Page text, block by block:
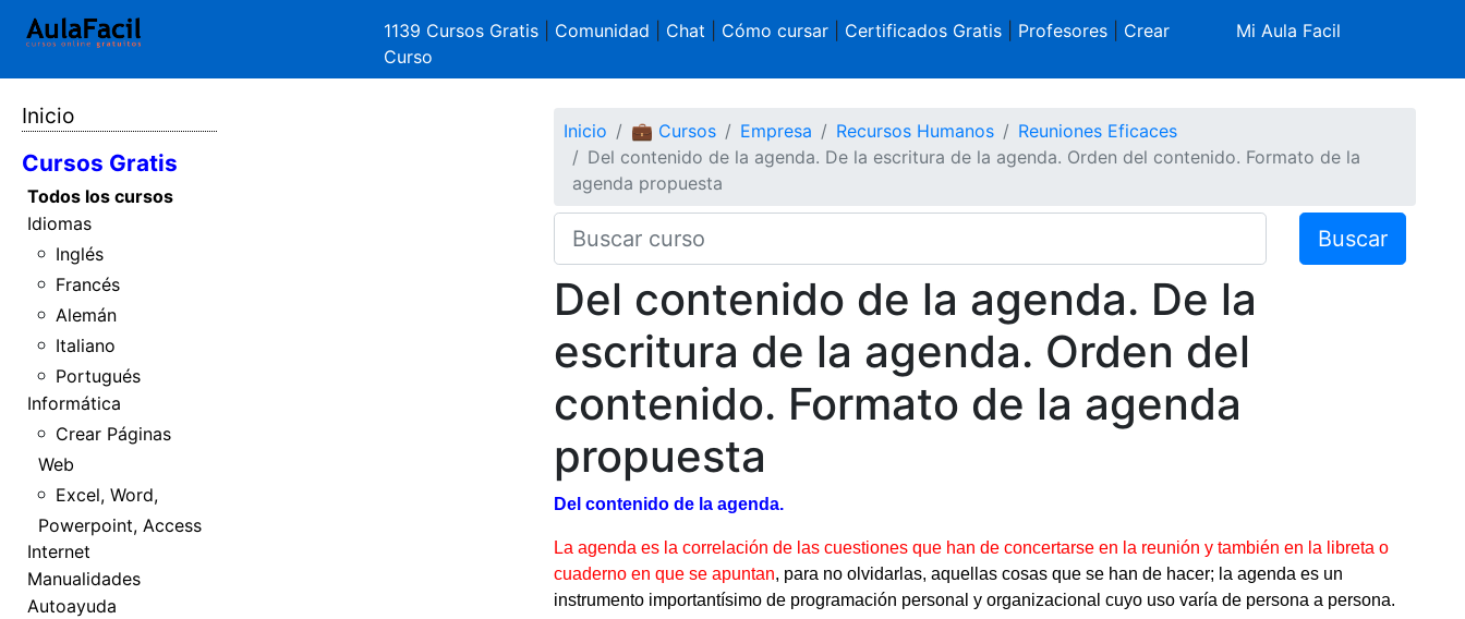
1139 Cursos Gratis Comunidad Chat Cómo cursar| Certificados Gratis| Profesores| Crear
Curso
Mi Aula Facil
Inicio
Cursos Gratis
Todos los cursos
Idiomas
Inglés
Francés
Alemán
Italiano
Portugués
Informática
Crear Páginas
Web
Excel, Word,
Powerpoint, Access
Internet
Manualidades
Autoayuda
Inicio 💼 Cursos Empresa Recursos Humanos
Reuniones Eficaces
Del contenido de la agenda. De la escritura de la agenda. Orden del contenido. Formato de la
agenda propuesta
Buscar
Del contenido de la agenda. De la
escritura de la agenda. Orden del
contenido. Formato de la agenda
propuesta
Del contenido de la agenda.
La agenda es la correlación de las cuestiones que han de concertarse en la reunión y también en la libreta o
cuaderno en que se apuntan, para no olvidarlas, aquellas cosas que se han de hacer; la agenda es un
instrumento importantísimo de programación personal y organizacional cuyo uso varía de persona a persona.